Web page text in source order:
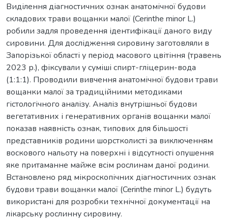
Виділення діагностичних ознак анатомічної будови
складових трави вощанки малої (Cerinthe minor L.)
робили задля проведення ідентифікації даного виду
сировини. Для дослідження сировину заготовляли в
Запорізької області у період масового цвітіння (травень
2023 р.), фіксували у суміші спирт-гліцерин-вода
(1:1:1). Проводили вивчення анатомічної будови трави
вощанки малої за традиційними методиками
гістологічного аналізу. Аналіз внутрішньої будови
вегетативних і генеративних органів вощанки малої
показав наявність ознак, типових для більшості
представників родини шорстколисті за виключенням
воскового нальоту на поверхні і відсутності опушення
яке притаманне майже всім рослинам даної родини.
Встановлено ряд мікроскопічних діагностичних ознак
будови трави вощанки малої (Cerinthe minor L.) будуть
використані для розробки технічної документації на
лікарську рослинну сировину.